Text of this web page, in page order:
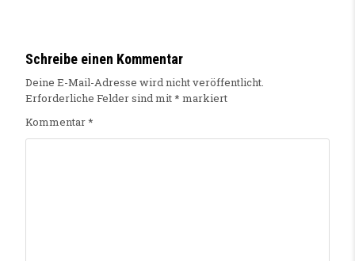
Schreibe einen Kommentar
Deine E-Mail-Adresse wird nicht veröffentlicht.
Erforderliche Felder sind mit* markiert
Kommentar*